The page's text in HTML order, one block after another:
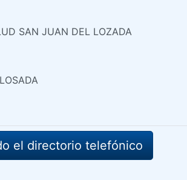
SAN JUAN DEL LOZADA
el directorio telefónico